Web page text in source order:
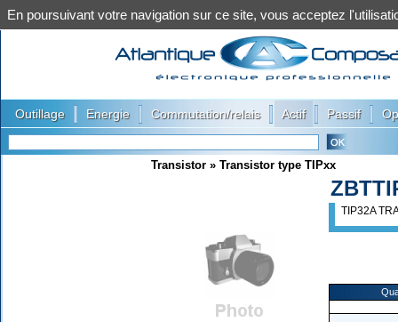
Outillage Energie Commutation/relais Actif Passif
Transistor » Transistor type TIPxx
TIP32A
En poursuivant votre navigation sur ce site, vous acceptez